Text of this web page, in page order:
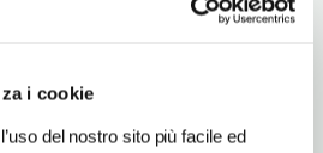
i cookie
del nostro sito più facile ed